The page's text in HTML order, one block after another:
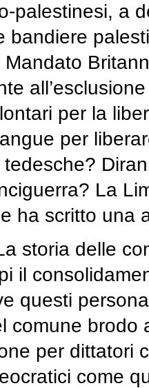
palestinesi, a
bandiere
per la
per
La
ha scritto una
storia delle
il
questi
comune brodo
per dittatori
come